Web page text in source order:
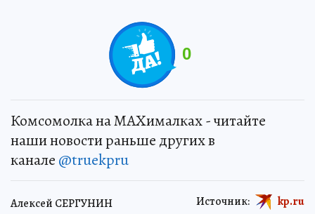
0
Комсомолка на MAXималках - читайте
наши новости раньше других в
канале @truekpru
Алексей СЕРГУНИН Источник: kp.ru